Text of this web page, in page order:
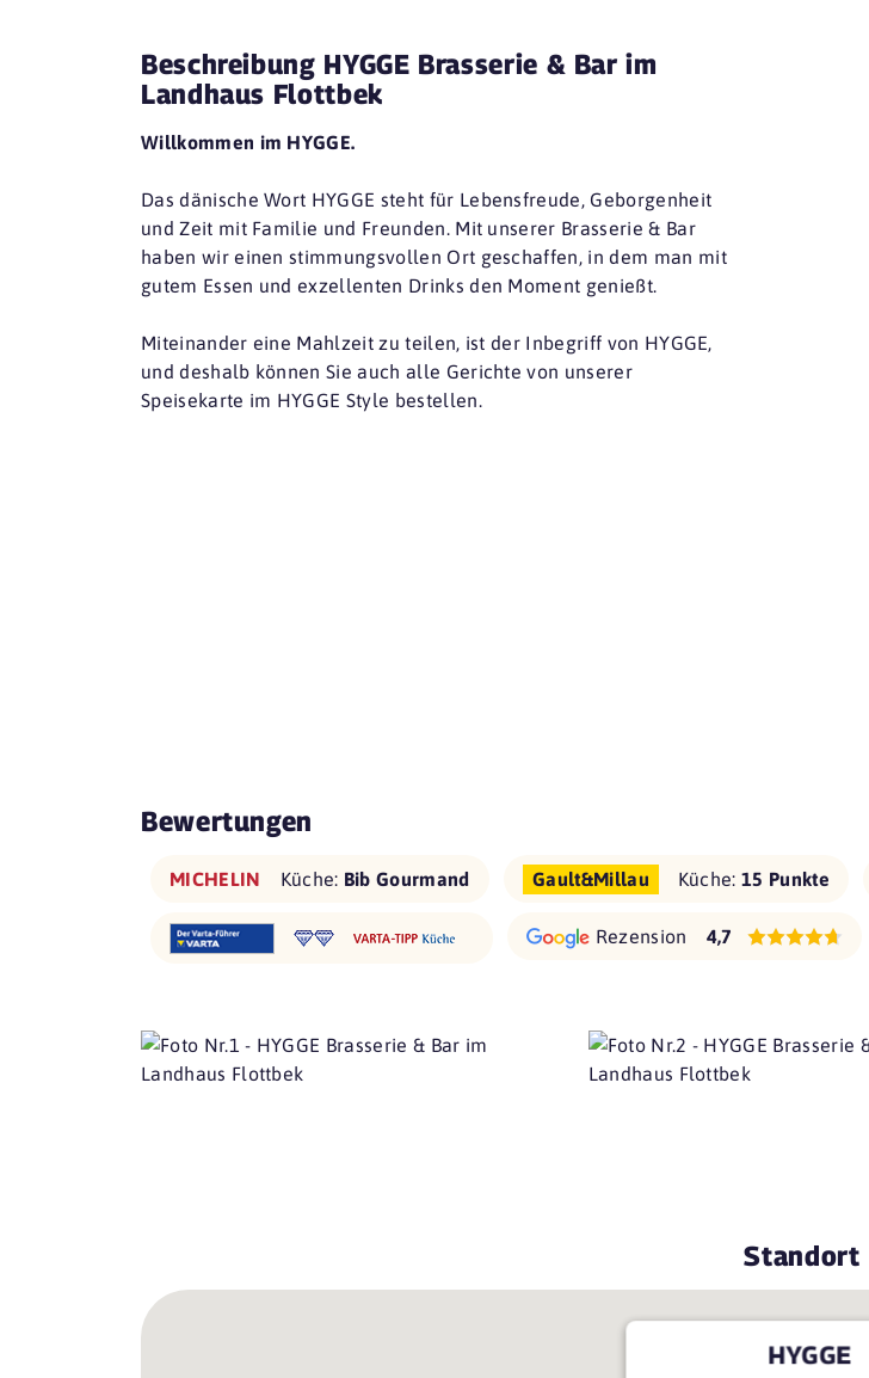
Beschreibung HYGGE Brasserie & Bar im
Landhaus Flottbek
Willkommen im HYGGE.
Das dänische Wort HYGGE steht für Lebensfreude, Geborgenheit
und Zeit mit Familie und Freunden. Mit unserer Brasserie & Bar
haben wir einen stimmungsvollen Ort geschaffen, in dem man mit
gutem Essen und exzellenten Drinks den Moment genießt.
Miteinander eine Mahlzeit zu teilen, ist der Inbegriff von HYGGE,
und deshalb können Sie auch alle Gerichte von unserer
Speisekarte im HYGGE Style bestellen.
Bewertungen
MICHELIN Küche: Bib Gourmand Gault&Millau Küche:15 Punkte
Rezension 4,7
Standort
HYGGE